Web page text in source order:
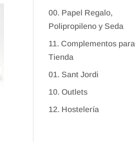
00. Papel Regalo,
Polipropileno y Seda
11. Complementos para
Tienda
01. Sant Jordi
10. Outlets
12. Hostelería